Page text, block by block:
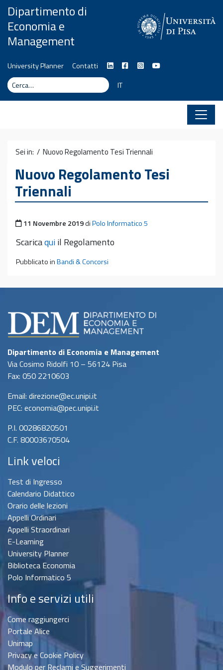
Vai al contenuto
Dipartimento di
Economia e
Management
University Planner
Contatti
Cerca
CercaIT
Sei in: / Nuovo Regolamento Tesi Triennali
Nuovo Regolamento Tesi
Triennali
Pubblicato il
11 Novembre 2019diPolo Informatico 5
Scaricaquiil Regolamento
Pubblicato inBandi & Concorsi
Dipartimento di Economia e Management
Via Cosimo Ridolfi 10 – 56124 Pisa
Fax: 050 2210603
Email: direzione@ec.unipi.it
PEC: economia@pec.unipi.it
P.I. 00286820501
C.F. 80003670504
Link veloci
Test di Ingresso
Calendario Didattico
Orario delle lezioni
Appelli Ordinari
Appelli Straordinari
E-Learning
University Planner
Biblioteca Economia
Polo Informatico 5
Info e servizi utili
Come raggiungerci
Portale Alice
Unimap
Privacy e Cookie Policy
Modulo per Reclami e Suggerimenti